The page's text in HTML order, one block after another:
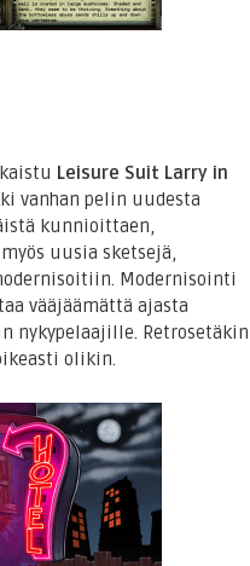
Leisure Suit Larry in
vanhan pelin uudesta
kunnioittaen,
uusia sketsejä,
Modernisointi
vääjäämättä ajasta
nykypelaajille. Retrosetäkin
olikin.